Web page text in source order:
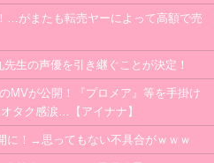
…がまたも転売ヤーによって高額で売
生の声優を引き継ぐことが決定！
MVが公開！『プロメア』等を手掛け
タク感涙…【アイナナ】
に！→思ってもない不具合がｗｗｗ